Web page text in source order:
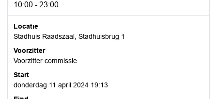
10:00 - 23:00
Locatie
Stadhuis Raadszaal, Stadhuisbrug 1
Voorzitter
Voorzitter commissie
Start
donderdag 11 april 2024 19:13